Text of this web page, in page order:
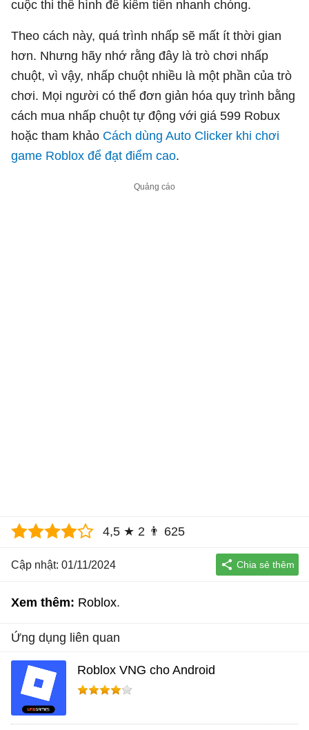
cuộc thi thể hình để kiếm tiền nhanh chóng.
Theo cách này, quá trình nhấp sẽ mất ít thời gian
hơn. Nhưng hãy nhớ rằng đây là trò chơi nhấp
chuột, vì vậy, nhấp chuột nhiều là một phần của trò
chơi. Mọi người có thể đơn giản hóa quy trình bằng
cách mua nhấp chuột tự động với giá 599 Robux
hoặc tham khảo Cách dùng Auto Clicker khi chơi
game Roblox để đạt điểm cao.
4,5 ★ 2 👨 625
Cập nhật: 01/11/2024
Xem thêm: Roblox
Ứng dụng liên quan
Roblox VNG cho Android